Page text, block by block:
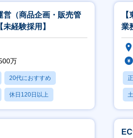
営（商品企画・販売管
経験採用】
万
20代におすすめ
休日120日以上
り
業
要